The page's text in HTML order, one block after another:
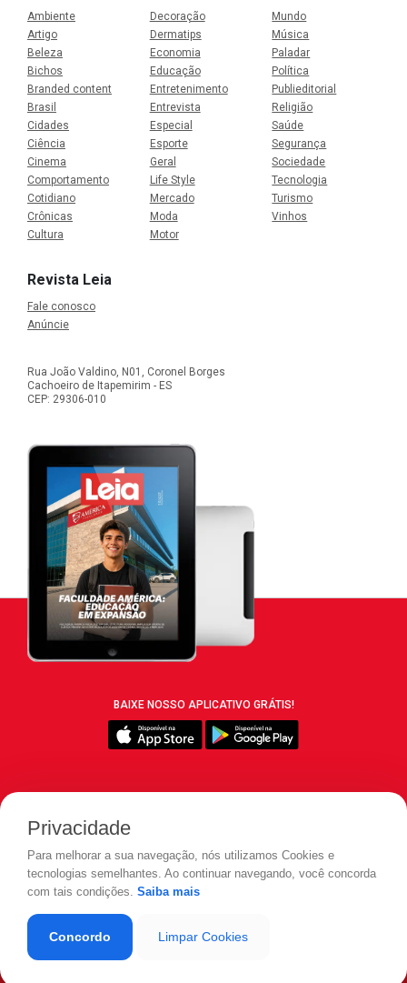
Ambiente
Artigo
Beleza
Bichos
Branded content
Brasil
Cidades
Ciência
Cinema
Comportamento
Cotidiano
Crônicas
Cultura
Decoração
Dermatips
Economia
Educação
Entretenimento
Entrevista
Especial
Esporte
Geral
Life Style
Mercado
Moda
Motor
Mundo
Música
Paladar
Política
Publieditorial
Religião
Saúde
Segurança
Sociedade
Tecnologia
Turismo
Vinhos
Revista Leia
Fale conosco
Anúncie
Rua João Valdino, N01, Coronel Borges
Cachoeiro de Itapemirim - ES
CEP: 29306-010
BAIXE NOSSO APLICATIVO GRÁTIS!
Privacidade
Para melhorar a sua navegação, nós utilizamos Cookies e
tecnologias semelhantes. Ao continuar navegando, você concorda
com tais condições. Saiba mais
Concordo Limpar Cookies